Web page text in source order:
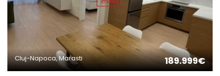
Cluj-Napoca, Marasti 189.999€